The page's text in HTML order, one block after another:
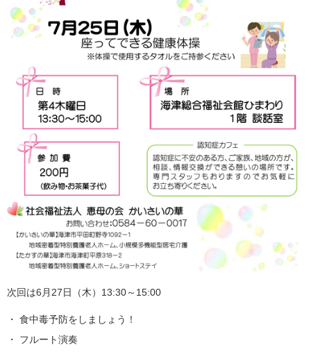
次回は6月27日（木）13:30～15:00
食中毒予防をしましょう！
フルート演奏